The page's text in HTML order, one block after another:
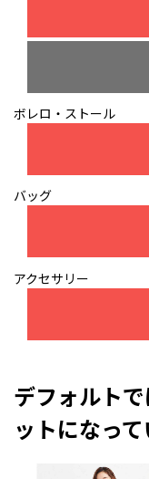
ボレロ・ストール
バッグ
アクセサリー
デフォルト
ットになって